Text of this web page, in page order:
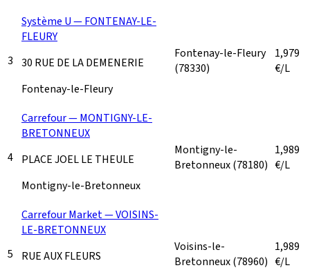
3
Système U — FONTENAY-LE-
FLEURY
30 RUE DE LA DEMENERIE
Fontenay-le-Fleury
Fontenay-le-Fleury
(78330)
1,979
€/L
4
Carrefour — MONTIGNY-LE-
BRETONNEUX
PLACE JOEL LE THEULE
Montigny-le-Bretonneux
Montigny-le-
Bretonneux(78180)
1,989
€/L
5
Carrefour Market — VOISINS-
LE-BRETONNEUX
RUE AUX FLEURS
Voisins-le-
Bretonneux(78960)
1,989
€/L